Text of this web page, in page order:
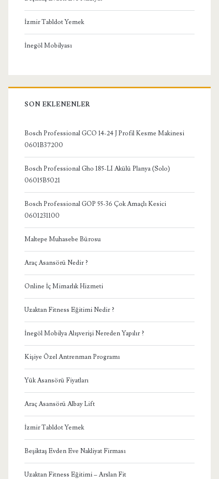
İzmir Tabldot Yemek
İnegöl Mobilyası
SON EKLENENLER
Bosch Professional GCO 14-24 J Profil Kesme Makinesi
0601B37200
Bosch Professional Gho 185-LI Akülü Planya (Solo)
06015B5021
Bosch Professional GOP 55-36 Çok Amaçlı Kesici
0601231100
Maltepe Muhasebe Bürosu
Araç Asansörü Nedir ?
Online İç Mimarlık Hizmeti
Uzaktan Fitness Eğitimi Nedir ?
İnegöl Mobilya Alışverişi Nereden Yapılır ?
Kişiye Özel Antrenman Programı
Yük Asansörü Fiyatları
Araç Asansörü Albay Lift
İzmir Tabldot Yemek
Beşiktaş Evden Eve Nakliyat Firması
Uzaktan Fitness Eğitimi – Arslan Fit